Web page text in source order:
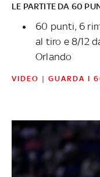
LE PARTITE DA 60
60 punti, 6
al tiro e 8/12
Orlando
VIDEO | GUARDA I